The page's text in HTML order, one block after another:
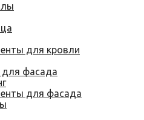
для кровли
фасада
для фасада